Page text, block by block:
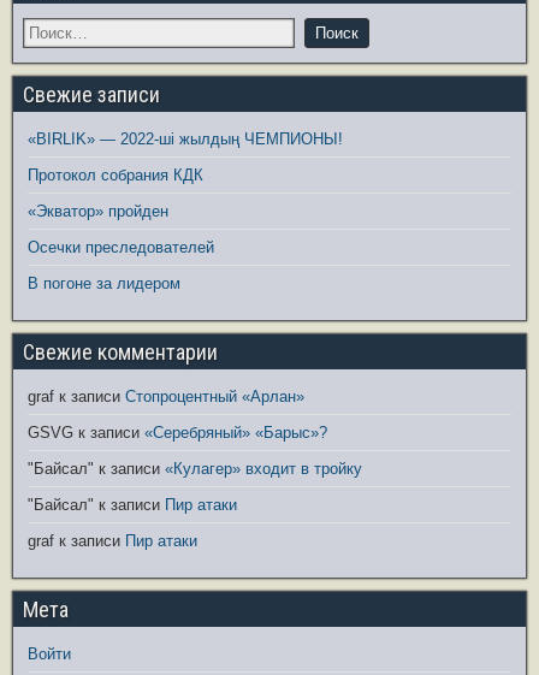
Свежие записи
«BIRLIK» — 2022-ші жылдың ЧЕМПИОНЫ!
Протокол собрания КДК
«Экватор» пройден
Осечки преследователей
В погоне за лидером
Свежие комментарии
graf к записи Стопроцентный «Арлан»
GSVG к записи «Серебряный» «Барыс»?
"Байсал" к записи «Кулагер» входит в тройку
"Байсал" к записи Пир атаки
graf к записи Пир атаки
Мета
Войти